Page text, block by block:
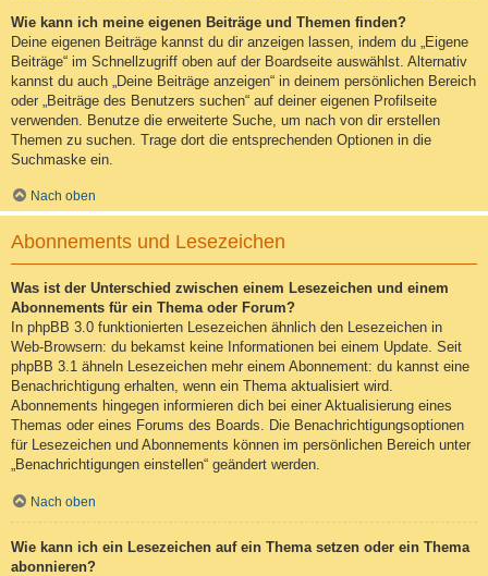
Wie kann ich meine eigenen Beiträge und Themen finden?
Deine eigenen Beiträge kannst du dir anzeigen lassen, indem du „Eigene
Beiträge“ im Schnellzugriff oben auf der Boardseite auswählst. Alternativ
kannst du auch „Deine Beiträge anzeigen“ in deinem persönlichen Bereich
oder „Beiträge des Benutzers suchen“ auf deiner eigenen Profilseite
verwenden. Benutze die erweiterte Suche, um nach von dir erstellen
Themen zu suchen. Trage dort die entsprechenden Optionen in die
Suchmaske ein.
Nach oben
Abonnements und Lesezeichen
Was ist der Unterschied zwischen einem Lesezeichen und einem
Abonnements für ein Thema oder Forum?
In phpBB 3.0 funktionierten Lesezeichen ähnlich den Lesezeichen in
Web-Browsern: du bekamst keine Informationen bei einem Update. Seit
phpBB 3.1 ähneln Lesezeichen mehr einem Abonnement: du kannst eine
Benachrichtigung erhalten, wenn ein Thema aktualisiert wird.
Abonnements hingegen informieren dich bei einer Aktualisierung eines
Themas oder eines Forums des Boards. Die Benachrichtigungsoptionen
für Lesezeichen und Abonnements können im persönlichen Bereich unter
„Benachrichtigungen einstellen“ geändert werden.
Nach oben
Wie kann ich ein Lesezeichen auf ein Thema setzen oder ein Thema
abonnieren?